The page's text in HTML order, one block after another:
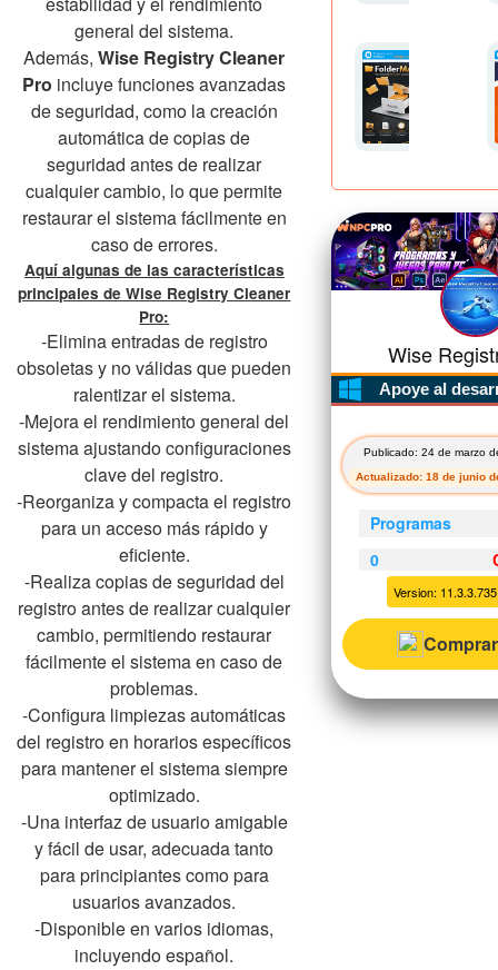
general del sistema.
Además,Wise Registry Cleaner
Pro incluye funciones avanzadas
de seguridad, como la creación
automática de copias de
seguridad antes de realizar
cualquier cambio, lo que permite
restaurar el sistema fácilmente en
caso de errores.
Aquí algunas de las características
principales de Wise Registry Cleaner
Pro:
-Elimina entradas de registro
obsoletas y no válidas que pueden
ralentizar el sistema.
-Mejora el rendimiento general del
sistema ajustando configuraciones
clave del registro.
-Reorganiza y compacta el registro
para un acceso más rápido y
eficiente.
-Realiza copias de seguridad del
registro antes de realizar cualquier
cambio, permitiendo restaurar
fácilmente el sistema en caso de
problemas.
-Configura limpiezas automáticas
del registro en horarios específicos
para mantener el sistema siempre
optimizado.
-Una interfaz de usuario amigable
y fácil de usar, adecuada tanto
para principiantes como para
usuarios avanzados.
-Disponible en varios idiomas,
incluyendo español.
Wise
Apoye al
Publicado: 24 de marzo
Actualizado: 18 de junio
Programas
0
Version: